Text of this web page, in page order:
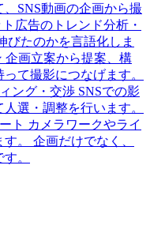
SNS動画の企画から撮
広告のトレンド分析・
びたのかを言語化しま
企画立案から提案、構
て撮影につなげます。
ング・交渉 SNSでの影
選・調整を行います。
ト カメラワークやライ
。 企画だけでなく、
。